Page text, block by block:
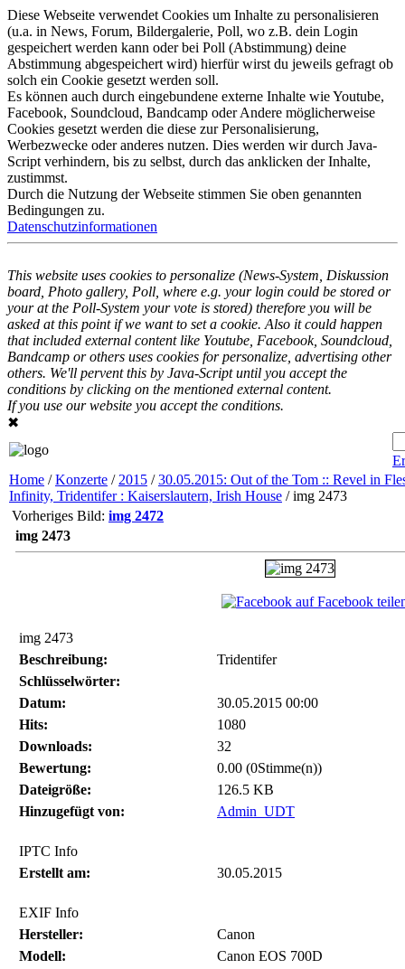
Diese Webseite verwendet Cookies um Inhalte zu personalisieren
(u.a. in News, Forum, Bildergalerie, Poll, wo z.B. dein Login
gespeichert werden kann oder bei Poll (Abstimmung) deine
Abstimmung abgespeichert wird) hierfür wirst du jeweils gefragt ob
solch ein Cookie gesetzt werden soll.
Es können auch durch eingebundene externe Inhalte wie Youtube,
Facebook, Soundcloud, Bandcamp oder Andere möglicherweise
Cookies gesetzt werden die diese zur Personalisierung,
Werbezwecke oder anderes nutzen. Dies werden wir durch Java-
Script verhindern, bis zu selbst, durch das anklicken der Inhalte,
zustimmst.
Durch die Nutzung der Webseite stimmen Sie oben genannten
Bedingungen zu.
Datenschutzinformationen
This website uses cookies to personalize (News-System, Diskussion
board, Photo gallery, Poll, where e.g. your login could be stored or
your at the Poll-System your vote is stored) therefore you will be
asked at this point if we want to set a cookie. Also it could happen
that included external content like Youtube, Facebook, Soundcloud,
Bandcamp or others uses cookies for personalize, advertising other
others. We'll pervent this by Java-Script until you accept the
conditions by clicking on the mentioned external content.
If you use our website you accept the conditions.
✖
Home /Konzerte / 2015 /30.05.2015: Out of the Tom :: Revel in
Infinity, Tridentifer : Kaiserslautern, Irish House / img 2473
Vorheriges Bild: img 2472
img 2473
auf Facebook
img 2473
Beschreibung:
Tridentifer
Schlüsselwörter:
Datum:
30.05.2015 00:00
Hits:
1080
Downloads:
32
Bewertung:
0.00 (0Stimme(n))
Dateigröße:
126.5 KB
Hinzugefügt von:
Admin_UDT
IPTC Info
Erstellt am:
30.05.2015
EXIF Info
Hersteller:
Canon
Modell:
Canon EOS 700D